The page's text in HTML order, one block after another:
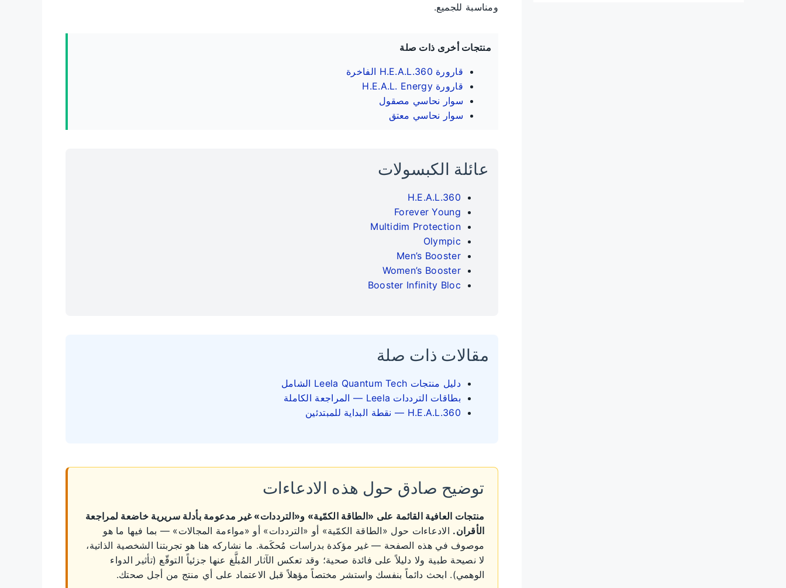
ومناسبة للجميع.
منتجات أخرى ذات صلة
قارورة H.E.A.L.360 الفاخرة
قارورة H.E.A.L. Energy
سوار نحاسي مصقول
سوار نحاسي معتق
عائلة الكبسولات
H.E.A.L.360
Forever Young
Multidim Protection
Olympic
Men’s Booster
Women’s Booster
Booster Infinity Bloc
مقالات ذات صلة
دليل منتجات Leela Quantum Tech الشامل
بطاقات الترددات Leela — المراجعة الكاملة
H.E.A.L.360 — نقطة البداية للمبتدئين
توضيح صادق حول هذه الادعاءات
منتجات العافية القائمة على «الطاقة الكمّية» و«الترددات» غير مدعومة بأدلة سريرية خاضعة لمراجعة
الأقران. الادعاءات حول «الطاقة الكمّية» أو «الترددات» أو «مواءمة المجالات» — بما فيها ما هو
موصوف في هذه الصفحة — غير مؤكدة بدراسات مُحكَمة. ما نشاركه هنا هو تجربتنا الشخصية الذاتية،
لا نصيحة طبية ولا دليلاً على فائدة صحية؛ وقد تعكس الآثار المُبلَّغ عنها جزئياً التوقّع (تأثير الدواء
الوهمي). ابحث دائماً بنفسك واستشر مختصاً مؤهلاً قبل الاعتماد على أي منتج من أجل صحتك.